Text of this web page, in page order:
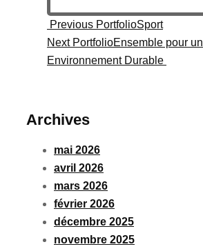
Previous PortfolioSport
Next PortfolioEnsemble pour un
Environnement Durable
Archives
mai 2026
avril 2026
mars 2026
février 2026
décembre 2025
novembre 2025